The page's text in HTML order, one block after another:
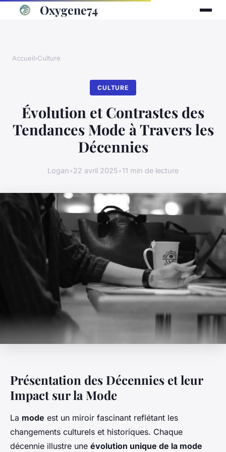
Oxygene74
Accueil›Culture
CULTURE
Évolution et Contrastes des
Tendances Mode à Travers les
Décennies
Logan•22 avril 2025•11 min de lecture
Présentation des Décennies et leur
Impact sur la Mode
La mode est un miroir fascinant reflétant les
changements culturels et historiques. Chaque
décennie illustre une évolution unique de la mode